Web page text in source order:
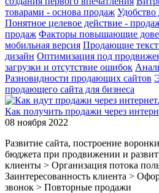
товарами - основа продаж Удобство
Понятное целевое действие -
продаж Факторы повышающие
мобильная версия Продающие
дизайн Оптимизация под
загрузки и отсутствие ошибок
Разновидности продающих сайтов
продающего сайта для бизнеса
Как получить продажи через
08 ноября 2022
Развитие сайта, построение
бюджета при продвижении и
клиенты > Организация потока
Заинтересованность клиента >
звонок > Повторные продажи